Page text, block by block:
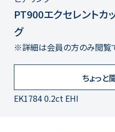
PT900エクセレントカ
グ
※詳細は会員の方のみ閲覧
ちょっと
EK1784 0.2ct EHI